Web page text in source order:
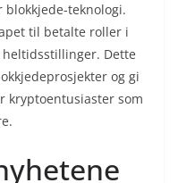
teknologi.
til betalte roller i
Dette
og gi
kryptoentusiaster som